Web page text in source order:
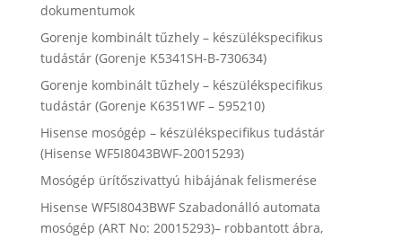
dokumentumok
Gorenje kombinált tűzhely – készülékspecifikus
tudástár (Gorenje K5341SH-B-730634)
Gorenje kombinált tűzhely – készülékspecifikus
tudástár (Gorenje K6351WF – 595210)
Hisense mosógép – készülékspecifikus tudástár
(Hisense WF5I8043BWF-20015293)
Mosógép ürítőszivattyú hibájának felismerése
Hisense WF5I8043BWF Szabadonálló automata
mosógép (ART No: 20015293)– robbantott ábra,